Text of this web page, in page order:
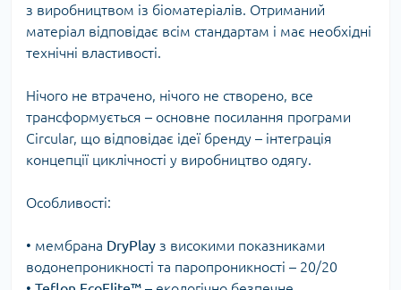
з виробництвом із біоматеріалів. Отриманий
матеріал відповідає всім стандартам і має необхідні
технічні властивості.
Нічого не втрачено, нічого не створено, все
трансформується – основне посилання програми
Circular, що відповідає ідеї бренду – інтеграція
концепції циклічності у виробництво одягу.
Особливості:
• мембрана DryPlay з високими показниками
водонепроникності та паропроникності – 20/20